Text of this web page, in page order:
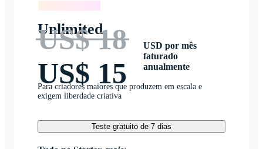
Unlimited
US$ 18
US$ 15
USD por mês
faturado
anualmente
Para criadores maiores que produzem em escala e
exigem liberdade criativa
Teste gratuito de 7 dias